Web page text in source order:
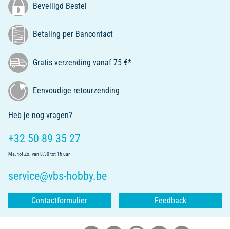
Beveiligd Bestel
Betaling per Bancontact
Gratis verzending vanaf 75 €*
Eenvoudige retourzending
Heb je nog vragen?
+32 50 89 35 27
Ma. tot Zo. van 8.30 tot 16 uur
service@vbs-hobby.be
Contactformulier Feedback